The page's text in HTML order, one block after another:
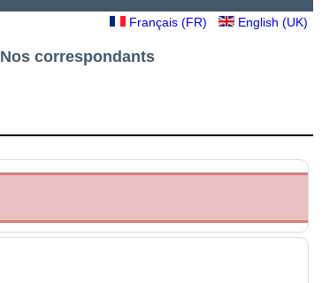
Français (FR) English (UK)
Nos correspondants